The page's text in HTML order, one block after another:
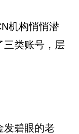
机构悄悄潜
三类账号，层
发碧眼的老